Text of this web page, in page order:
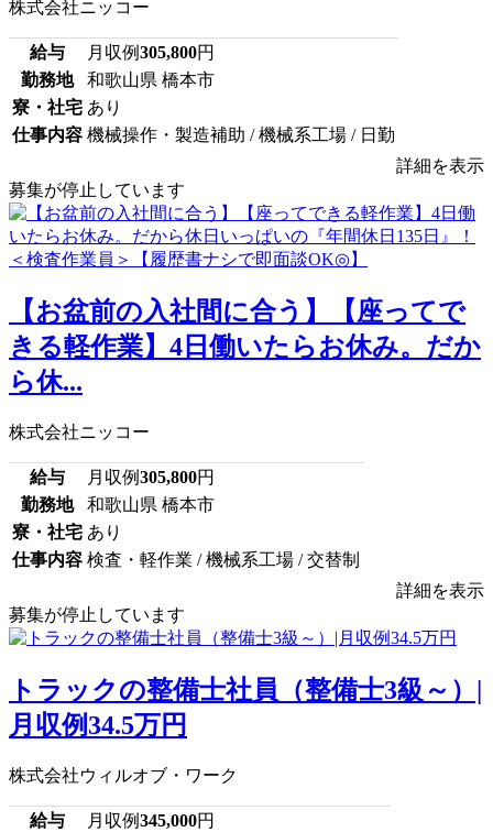
株式会社ニッコー
給与 月収例305,800円
勤務地
和歌山県 橋本市
寮・社宅 あり
仕事内容 機械操作・製造補助 / 機械系工場 / 日勤
詳細を表示
募集が停止しています
【お盆前の入社間に合う】【座ってで
きる軽作業】4日働いたらお休み。だか
ら休...
株式会社ニッコー
給与 月収例305,800円
勤務地
和歌山県 橋本市
寮・社宅 あり
仕事内容 検査・軽作業 / 機械系工場 / 交替制
詳細を表示
募集が停止しています
トラックの整備士社員（整備士3級～）|
月収例34.5万円
株式会社ウィルオブ・ワーク
給与 月収例345,000円